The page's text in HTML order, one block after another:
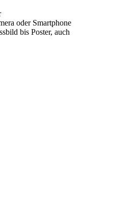
oder Smartphone
bis Poster, auch